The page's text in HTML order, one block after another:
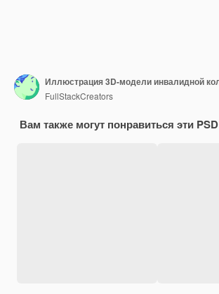
FullStackCreators
Вам также могут понравиться эти PSD